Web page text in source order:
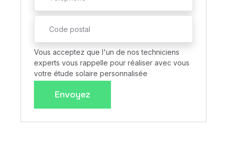
Vous acceptez que l'un de nos techniciens
experts vous rappelle pour réaliser avec vous
votre étude solaire personnalisée
Envoyez